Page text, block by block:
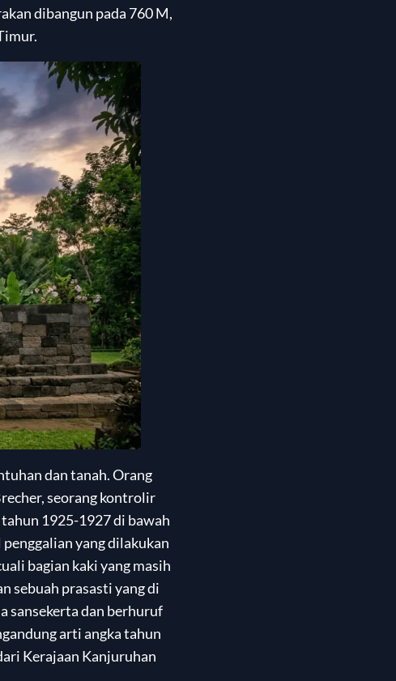
dibangun pada 760 M,
dan tanah. Orang
seorang kontrolir
1925-1927 di bawah
yang dilakukan
bagian kaki yang masih
sebuah prasasti yang di
sansekerta dan berhuruf
arti angka tahun
Kerajaan Kanjuruhan